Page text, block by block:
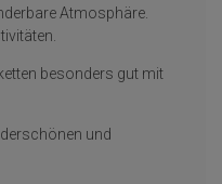
Atmosphäre.
besonders gut mit
und